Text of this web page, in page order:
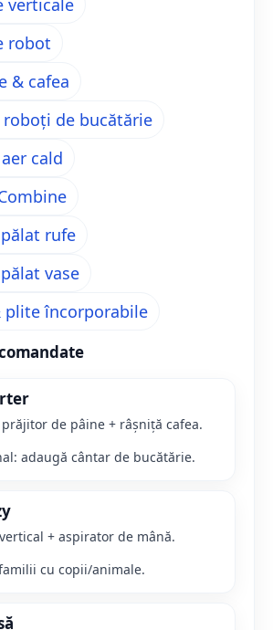
verticale
robot
& cafea
roboți de bucătărie
cald
rufe
vase
plite încorporabile
de pâine + râșniță cafea.
adaugă cântar de bucătărie.
+ aspirator de mână.
cu copii/animale.